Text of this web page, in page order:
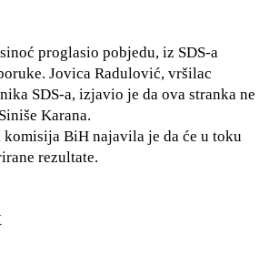
proglasio pobjedu, iz SDS-a
Jovica Radulović, vršilac
SDS-a, izjavio je da ova stranka ne
Karana.
komisija BiH najavila je da će u toku
rezultate.